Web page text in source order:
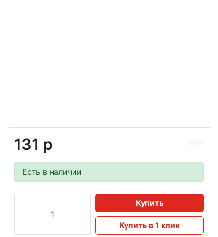
131 р
Есть в наличии
Купить
Купить в 1 клик